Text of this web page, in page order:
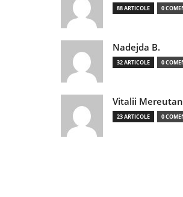
88 ARTICOLE 0
Nadejda B.
32 ARTICOLE 0
Vitalii
23 ARTICOLE 0